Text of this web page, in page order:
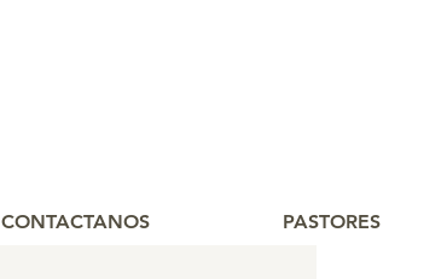
CONTACTANOS PASTORES